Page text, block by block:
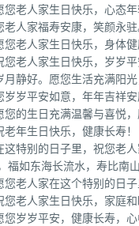
老人家生日快乐，心态年
人家福寿安康，笑颜永
老人家生日快乐，身体健
老人家生日快乐，岁岁平
静好。愿您生活充满阳
岁平安如意，年年吉祥安
的生日充满温馨与喜悦
年生日快乐，健康长寿！
特别的日子里，祝您老
如东海长流水，寿比南
老人家在这个特别的日
老人家生日快乐，家庭和
岁岁平安，健康长寿，心